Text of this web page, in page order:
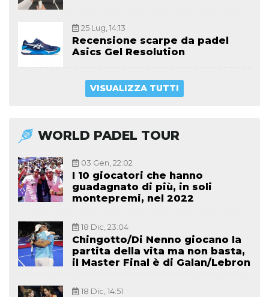
25 Lug, 14:13
Recensione scarpe da padel
Asics Gel Resolution
VISUALIZZA TUTTI
WORLD PADEL TOUR
03 Gen, 22:02
I 10 giocatori che hanno
guadagnato di più, in soli
montepremi, nel 2022
18 Dic, 23:04
Chingotto/Di Nenno giocano la
partita della vita ma non basta,
il Master Final è di Galan/Lebron
18 Dic, 14:51